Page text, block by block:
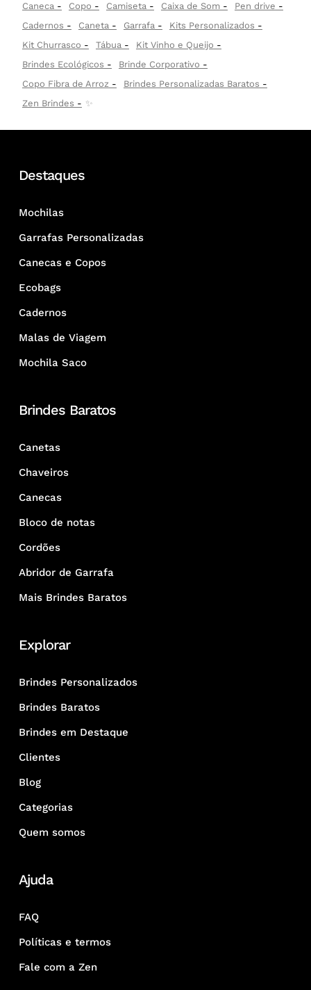
Caneca
Copo Camiseta Caixa de Som
Pen drive
Cadernos
Caneta Garrafa
Kits Personalizados
Kit Churrasco
Tábua
Kit Vinho e Queijo
Brindes Ecológicos
Brinde Corporativo
Copo Fibra de Arroz
Brindes Personalizadas Baratos
Zen Brindes
✨
Destaques
Mochilas
Garrafas Personalizadas
Canecas e Copos
Ecobags
Cadernos
Malas de Viagem
Mochila Saco
Brindes Baratos
Canetas
Chaveiros
Canecas
Bloco de notas
Cordões
Abridor de Garrafa
Mais Brindes Baratos
Explorar
Brindes Personalizados
Brindes Baratos
Brindes em Destaque
Clientes
Blog
Categorias
Quem somos
Ajuda
FAQ
Políticas e termos
Fale com a Zen